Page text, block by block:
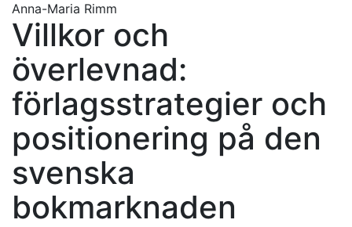
Anna-Maria Rimm
Villkor och
överlevnad:
förlagsstrategier och
positionering på den
svenska
bokmarknaden